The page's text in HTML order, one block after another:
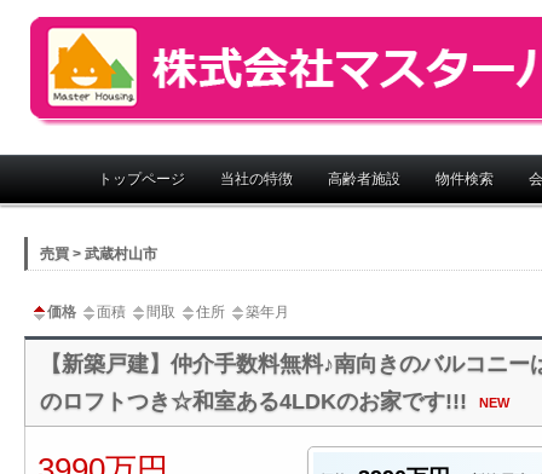
株式会社マスターハウジング
メインメニュートップページ 当社の特徴 高齢者施設 物件検索
売買 > 武蔵村山市
価格 面積 間取 住所 築年月
【新築戸建】仲介手数料無料♪南向きのバルコニ
のロフトつき☆和室ある4LDKのお家です!!!
NEW